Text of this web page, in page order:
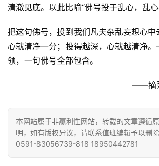
艺
政
策
责
声
明
清澈见底。以此比喻“佛号投于乱心，乱心
把这句佛号，投到我们凡夫杂乱妄想心中
心就清净一分；投得越深，心就越清净。
领，一句佛号全部包含。
——摘
本网站属于非赢利性网站，转载的文章遵循
明，如有版权异议，请联系值班编辑予以删除
0591-83056739-818 18950442781